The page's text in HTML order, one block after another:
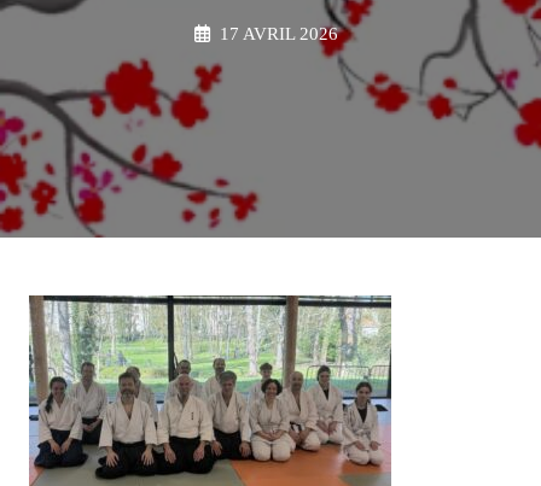
17 AVRIL 2026